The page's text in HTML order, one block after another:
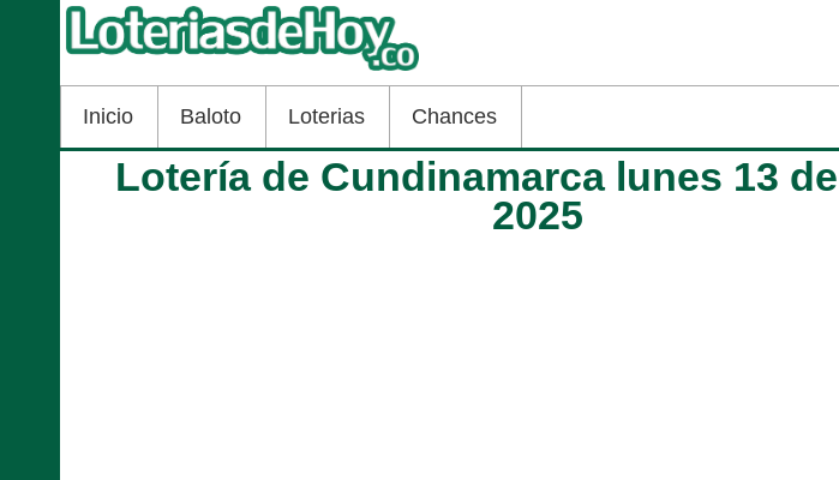
Inicio Baloto Loterias Chances
Lotería de Cundinamarca lunes 13
2025